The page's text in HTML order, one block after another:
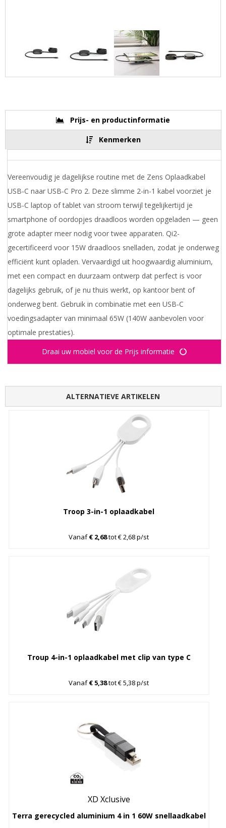
Prijs- en productinformatie
Kenmerken
Vereenvoudig je dagelijkse routine met de Zens Oplaadkabel
USB-C naar USB-C Pro 2. Deze slimme 2-in-1 kabel voorziet je
USB-C laptop of tablet van stroom terwijl tegelijkertijd je
smartphone of oordopjes draadloos worden opgeladen — geen
grote adapter meer nodig voor twee apparaten. Qi2-
gecertificeerd voor 15W draadloos snelladen, zodat je onderweg
efficiënt kunt opladen. Vervaardigd uit hoogwaardig aluminium,
met een compact en duurzaam ontwerp dat perfect is voor
dagelijks gebruik, of je nu thuis werkt, op kantoor bent of
onderweg bent. Gebruik in combinatie met een USB-C
voedingsadapter van minimaal 65W (140W aanbevolen voor
optimale prestaties).
Draai uw mobiel voor de Prijs informatie
ALTERNATIEVE ARTIKELEN
Troop 3-in-1 oplaadkabel
Vanaf€ 2,68tot € 2,68 p/st
Troup 4-in-1 oplaadkabel met clip van type C
Vanaf€ 5,38tot € 5,38 p/st
XD Xclusive
Terra gerecycled aluminium 4 in 1 60W snellaadkabel